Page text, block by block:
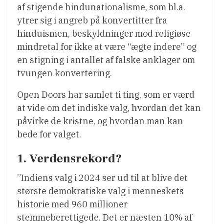
af stigende hindunationalisme, som bl.a.
ytrer sig i angreb på konvertitter fra
hinduismen, beskyldninger mod religiøse
mindretal for ikke at være “ægte indere” og
en stigning i antallet af falske anklager om
tvungen konvertering.
Open Doors har samlet ti ting, som er værd
at vide om det indiske valg, hvordan det kan
påvirke de kristne, og hvordan man kan
bede for valget.
1. Verdensrekord?
”Indiens valg i 2024 ser ud til at blive det
største demokratiske valg i menneskets
historie med 960 millioner
stemmeberettigede. Det er næsten 10% af